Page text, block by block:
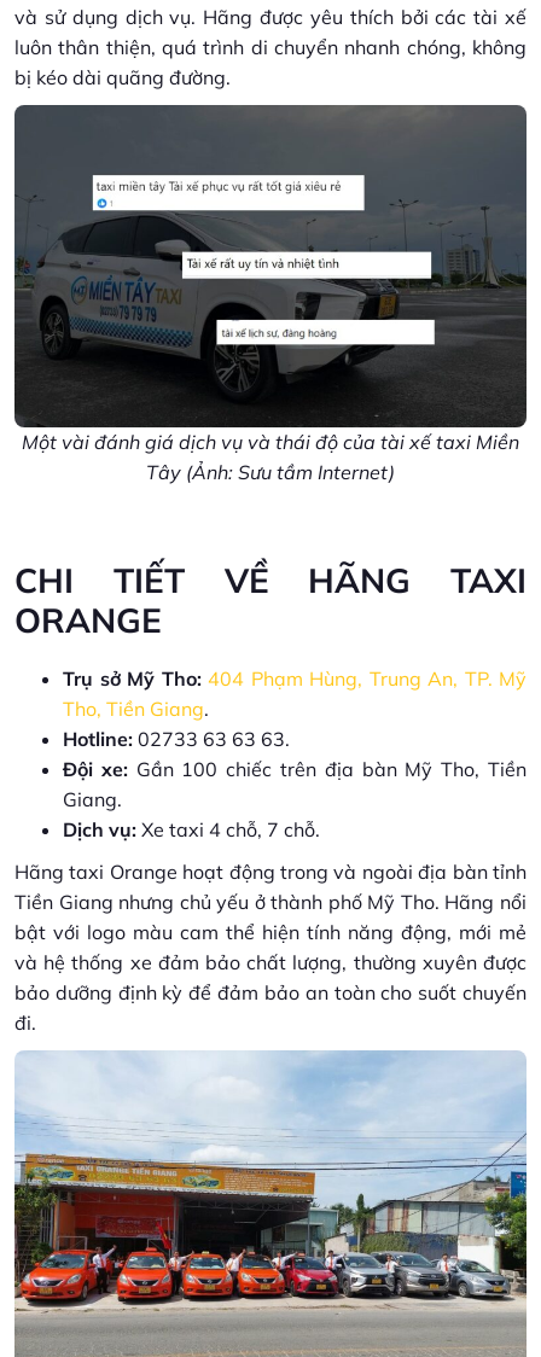
và sử dụng dịch vụ. Hãng được yêu thích bởi các tài xế
luôn thân thiện, quá trình di chuyển nhanh chóng, không
bị kéo dài quãng đường.
Một vài đánh giá dịch vụ và thái độ của tài xế taxi Miền
Tây (Ảnh: Sưu tầm Internet)
CHI TIẾT VỀ HÃNG TAXI
ORANGE
Trụ sở Mỹ Tho: 404 Phạm Hùng, Trung An, TP. Mỹ
Tho, Tiền Giang.
Hotline: 02733 63 63 63.
Đội xe: Gần 100 chiếc trên địa bàn Mỹ Tho, Tiền
Giang.
Dịch vụ: Xe taxi 4 chỗ, 7 chỗ.
Hãng taxi Orange hoạt động trong và ngoài địa bàn tỉnh
Tiền Giang nhưng chủ yếu ở thành phố Mỹ Tho. Hãng nổi
bật với logo màu cam thể hiện tính năng động, mới mẻ
và hệ thống xe đảm bảo chất lượng, thường xuyên được
bảo dưỡng định kỳ để đảm bảo an toàn cho suốt chuyến
đi.